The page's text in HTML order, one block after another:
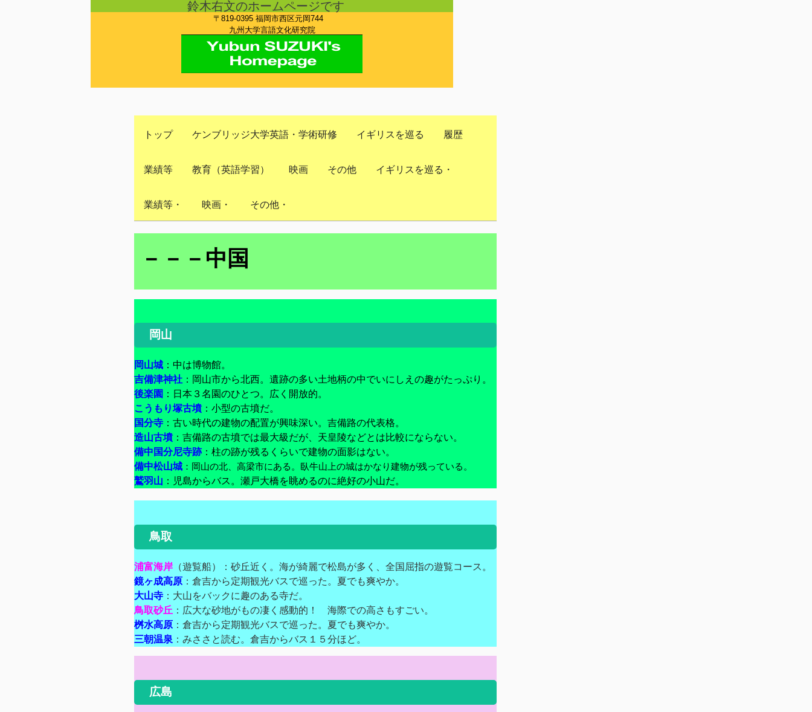
鈴木右文のホームページです
〒819-0395 福岡市西区元岡744
九州大学言語文化研究院
トップ ケンブリッジ大学英語・学術研修 イギリスを巡る 履歴
業績等 教育（英語学習） 映画 その他 イギリスを巡る・
業績等・ 映画・ その他・
－－－中国
岡山
岡山城 ：中は博物館。
吉備津神社 ：岡山市から北西。遺跡の多い土地柄の中でいにしえの趣がたっぷり。
後楽園 ：日本３名園のひとつ。広く開放的。
こうもり塚古墳：小型の古墳だ。
国分寺 ：古い時代の建物の配置が興味深い。吉備路の代表格。
造山古墳：吉備路の古墳では最大級だが、天皇陵などとは比較にならない。
備中国分尼寺跡：柱の跡が残るくらいで建物の面影はない。
備中松山城 ：岡山の北、高梁市にある。臥牛山上の城はかなり建物が残っている。
鷲羽山 ：児島からバス。瀬戸大橋を眺めるのに絶好の小山だ。
鳥取
浦富海岸 （遊覧船）：砂丘近く。海が綺麗で松島が多く、全国屈指の遊覧コース。
鏡ヶ成高原 ：倉吉から定期観光バスで巡った。夏でも爽やか。
大山寺 ：大山をバックに趣のある寺だ。
鳥取砂丘 ：広大な砂地がもの凄く感動的！ 海際での高さもすごい。
桝水高原 ：倉吉から定期観光バスで巡った。夏でも爽やか。
三朝温泉 ：みささと読む。倉吉からバス１５分ほど。
広島